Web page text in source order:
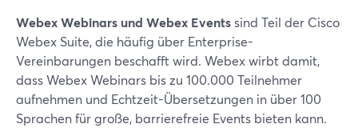
Webex Webinars und Webex Eventssind Teil der Cisco
Webex Suite, die häufig über Enterprise-
Vereinbarungen beschafft wird. Webex wirbt damit,
dass Webex Webinars bis zu 100.000 Teilnehmer
aufnehmen und Echtzeit-Übersetzungen in über 100
Sprachen für große, barrierefreie Events bieten kann.